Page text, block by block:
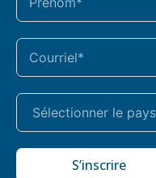
S’inscrire